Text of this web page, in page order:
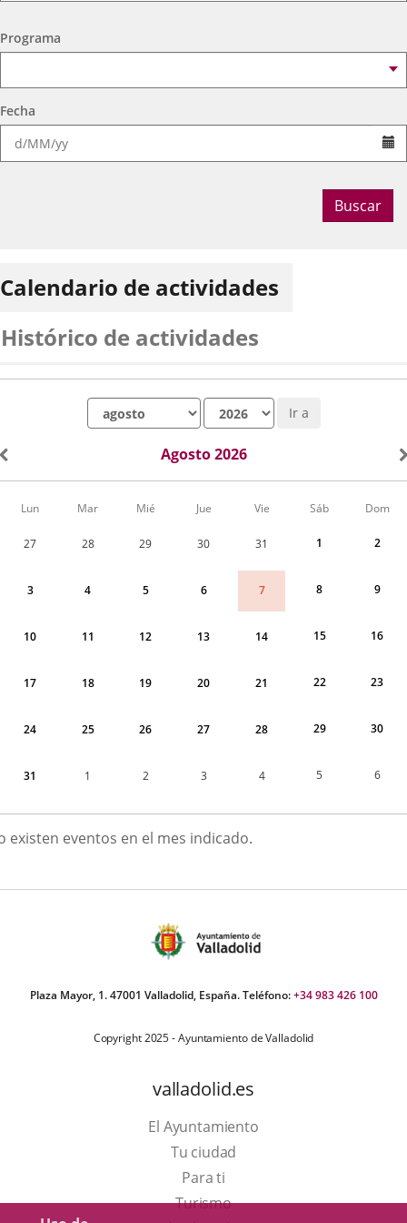
Programa
Fecha
Buscar
Calendario de actividades
Histórico de actividades
Ir a
Agosto 2026
Calendario
correspondiente
Lun Mar Mié Jue Vie Sáb Dom
27 28 29 30 31 1 2
3 4 5 6 7 8 9
10 11 12 13 14 15 16
17 18 19 20 21 22 23
24 25 26 27 28 29 30
31 1 2 3 4 5 6
existen eventos en el mes indicado.
Plaza Mayor, 1. 47001 Valladolid, España. Teléfono:+34 983 426 100
Copyright 2025 - Ayuntamiento de Valladolid
valladolid.es
El Ayuntamiento
Tu ciudad
Para ti
TurismoEste